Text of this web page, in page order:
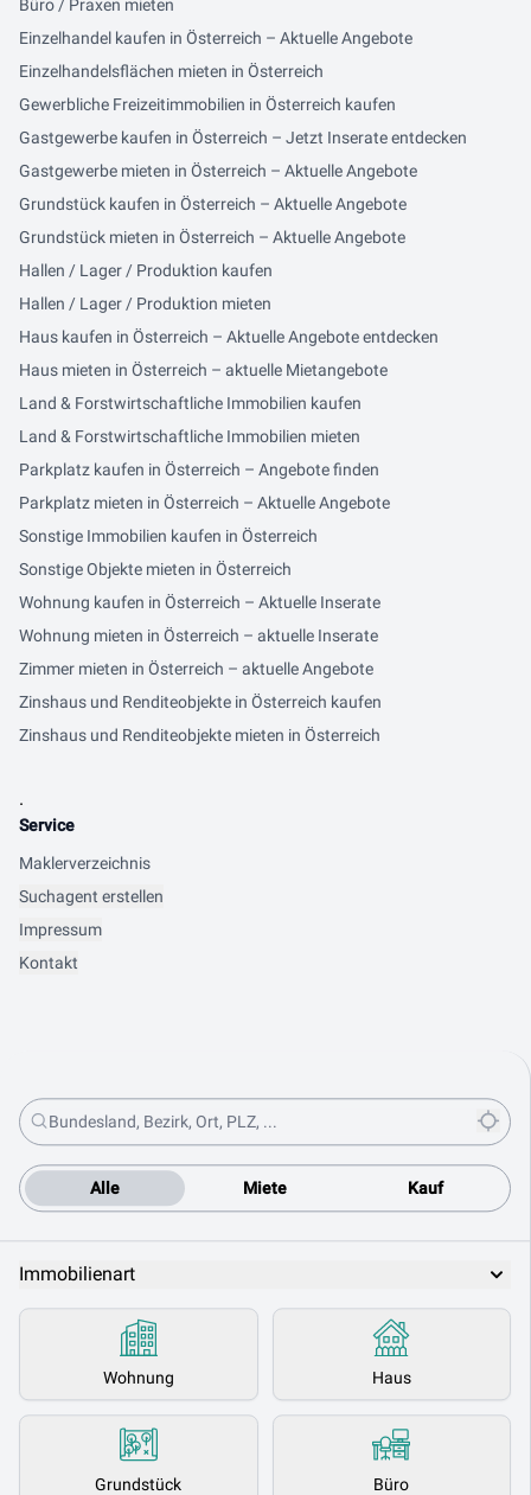
Alle Miete Kauf
Immobilienart
Wohnung Haus
Grundstück Büro
Büro / Praxen mieten
Einzelhandel kaufen in Österreich – Aktuelle Angebote
Einzelhandelsflächen mieten in Österreich
Gewerbliche Freizeitimmobilien in Österreich kaufen
Gastgewerbe kaufen in Österreich – Jetzt Inserate entdecken
Gastgewerbe mieten in Österreich – Aktuelle Angebote
Grundstück kaufen in Österreich – Aktuelle Angebote
Grundstück mieten in Österreich – Aktuelle Angebote
Hallen / Lager / Produktion kaufen
Hallen / Lager / Produktion mieten
Haus kaufen in Österreich – Aktuelle Angebote entdecken
Haus mieten in Österreich – aktuelle Mietangebote
Land & Forstwirtschaftliche Immobilien kaufen
Land & Forstwirtschaftliche Immobilien mieten
Parkplatz kaufen in Österreich – Angebote finden
Parkplatz mieten in Österreich – Aktuelle Angebote
Sonstige Immobilien kaufen in Österreich
Sonstige Objekte mieten in Österreich
Wohnung kaufen in Österreich – Aktuelle Inserate
Wohnung mieten in Österreich – aktuelle Inserate
Zimmer mieten in Österreich – aktuelle Angebote
Zinshaus und Renditeobjekte in Österreich kaufen
Zinshaus und Renditeobjekte mieten in Österreich
.
Service
Maklerverzeichnis
Suchagent erstellen
Impressum
Kontakt